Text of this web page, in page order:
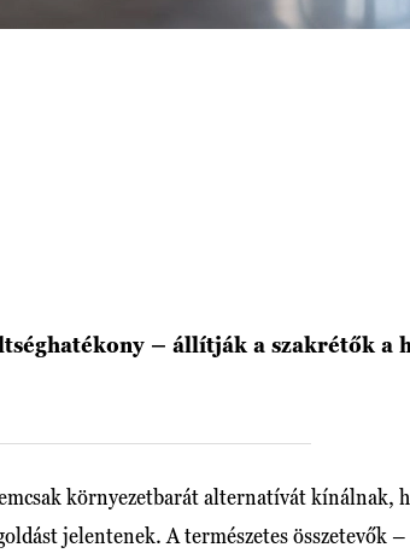
– állítják a szakrétők a
környezetbarát alternatívát kínálnak,
jelentenek. A természetes összetevők